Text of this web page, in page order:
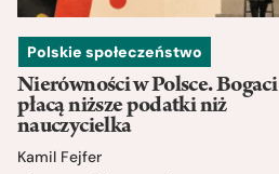
Polskie społeczeństwo
Nierówności w Polsce. Bogaci
płacą niższe podatki niż
nauczycielka
Kamil Fejfer